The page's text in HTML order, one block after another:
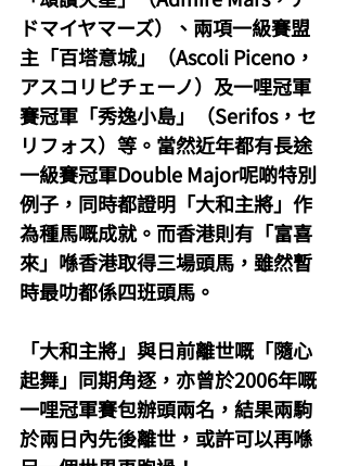
ドマイヤマーズ）、兩項一級賽盟
主「百塔意城」（Ascoli Piceno，
アスコリピチェーノ）及一哩冠軍
賽冠軍「秀逸小島」（Serifos，セ
リフォス）等。當然近年都有長途
一級賽冠軍Double Major呢啲特別
例子，同時都證明「大和主將」作
為種馬嘅成就。而香港則有「富喜
來」喺香港取得三場頭馬，雖然暫
時最叻都係四班頭馬。
「大和主將」與日前離世嘅「隨心
起舞」同期角逐，亦曾於2006年嘅
一哩冠軍賽包辦頭兩名，結果兩駒
於兩日內先後離世，或許可以再喺